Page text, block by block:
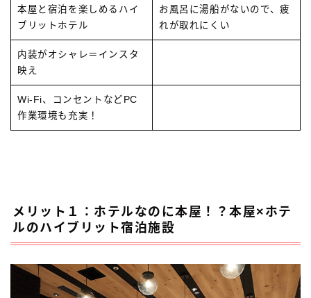
本屋と宿泊を楽しめるハイ
ブリットホテル
お風呂に湯船がないので、疲
れが取れにくい
内装がオシャレ＝インスタ
映え
Wi-Fi、コンセントなどPC
作業環境も充実！
メリット１：ホテルなのに本屋！？本屋×ホテ
ルのハイブリット宿泊施設